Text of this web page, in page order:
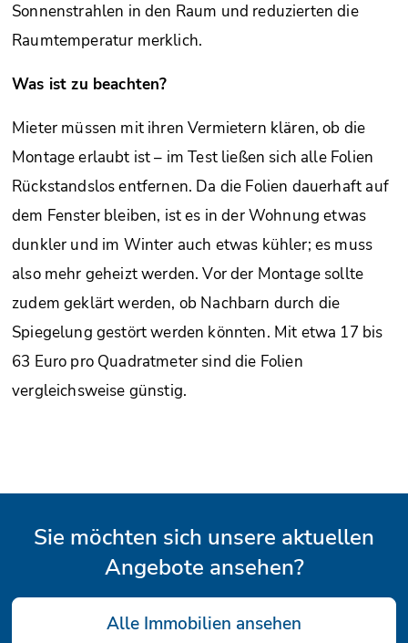
Sonnen­strahlen in den Raum und reduzierten die
Raumtemperatur merklich.
Was ist zu beachten?
Mieter müssen mit ihren Vermietern klären, ob die
Montage erlaubt ist – im Test ließen sich alle Folien
Rückstandslos entfernen. Da die Folien dauerhaft auf
dem Fenster bleiben, ist es in der Wohnung etwas
dunkler und im Winter auch etwas kühler; es muss
also mehr geheizt werden. Vor der Montage sollte
zudem geklärt werden, ob Nachbarn durch die
Spiegelung gestört werden könnten. Mit etwa 17 bis
63 Euro pro Quadrat­meter sind die Folien
vergleichsweise günstig.
Sie möchten sich unsere aktuellen
Angebote ansehen?
Alle Immobilien ansehen